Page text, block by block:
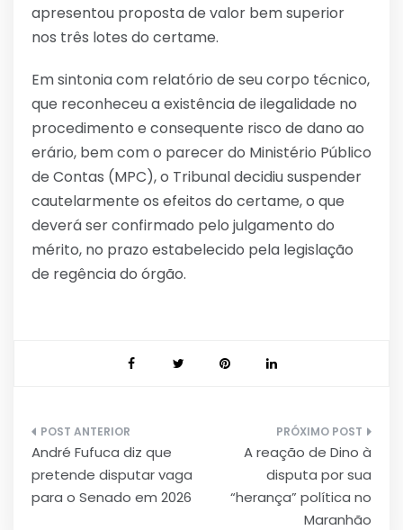
apresentou proposta de valor bem superior
nos três lotes do certame.
Em sintonia com relatório de seu corpo técnico,
que reconheceu a existência de ilegalidade no
procedimento e consequente risco de dano ao
erário, bem com o parecer do Ministério Público
de Contas (MPC), o Tribunal decidiu suspender
cautelarmente os efeitos do certame, o que
deverá ser confirmado pelo julgamento do
mérito, no prazo estabelecido pela legislação
de regência do órgão.
Navegação
de
Post
André Fufuca diz que
pretende disputar vaga
para o Senado em 2026
A reação de Dino à
disputa por sua
“herança” política no
Maranhão